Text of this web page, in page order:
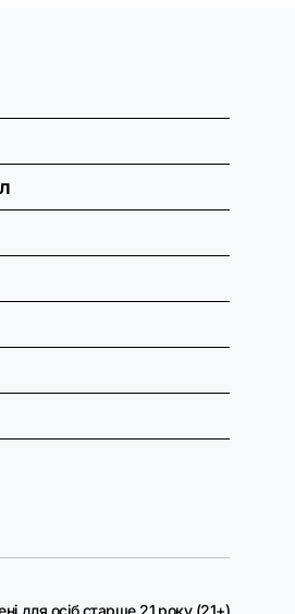
для осіб старше 21 року (21+)